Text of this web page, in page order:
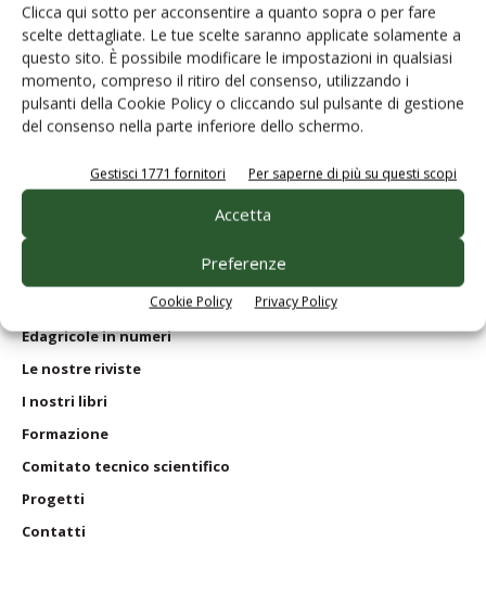
Clicca qui sotto per acconsentire a quanto sopra o per fare
scelte dettagliate. Le tue scelte saranno applicate solamente a
questo sito. È possibile modificare le impostazioni in qualsiasi
momento, compreso il ritiro del consenso, utilizzando i
pulsanti della Cookie Policy o cliccando sul pulsante di gestione
del consenso nella parte inferiore dello schermo.
Gestisci 1771 fornitori Per saperne di più su questi scopi
Accetta
Preferenze
Cookie Policy Privacy Policy
20157 Milano | Codice fiscale, Partita IVA e Iscrizione al Registro delle
imprese di Milano: 00753480151
Homepage
le aziende
Edagricolein numeri
Le nostre riviste
I nostri libri
Formazione
Comitato tecnico scientifico
Progetti
Contatti